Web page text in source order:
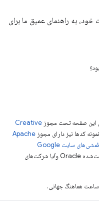
صفحه تحت مجوزCreative
نیز دارای مجوزApache
خطمشی‌های سایت Google
مراجعه کنید. جاوا علامت تجاری ثبت‌شده Oracle و/یا شرکت‌های